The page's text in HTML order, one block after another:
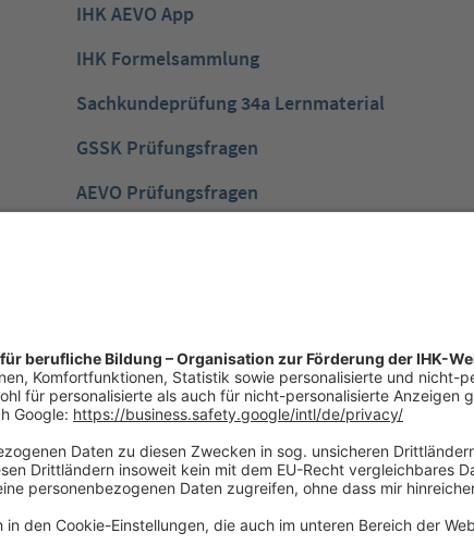
IHK AEVO App
IHK Formelsammlung
Sachkundeprüfung 34a Lernmaterial
GSSK Prüfungsfragen
AEVO Prüfungsfragen
NTG Industriemeister